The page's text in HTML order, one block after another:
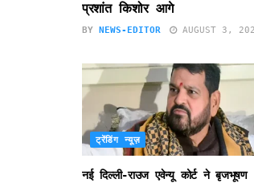
प्रशांत किशोर आगे
BY NEWS-EDITOR AUGUST 3,
ट्रेंडिंग न्यूज़
नई दिल्ली-राउज एवेन्यू कोर्ट ने बृजभूषण